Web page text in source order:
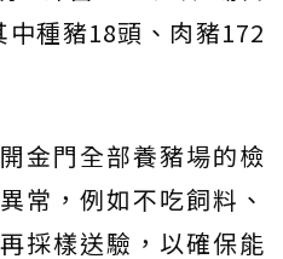
種豬18頭、肉豬172
金門全部養豬場的檢
常，例如不吃飼料、
採樣送驗，以確保能